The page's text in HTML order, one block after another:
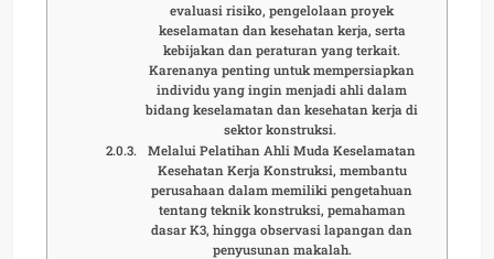
evaluasi risiko, pengelolaan proyek
keselamatan dan kesehatan kerja, serta
kebijakan dan peraturan yang terkait.
Karenanya penting untuk mempersiapkan
individu yang ingin menjadi ahli dalam
bidang keselamatan dan kesehatan kerja di
sektor konstruksi.
Melalui Pelatihan Ahli Muda Keselamatan
Kesehatan Kerja Konstruksi, membantu
perusahaan dalam memiliki pengetahuan
tentang teknik konstruksi, pemahaman
dasar K3, hingga observasi lapangan dan
penyusunan makalah.